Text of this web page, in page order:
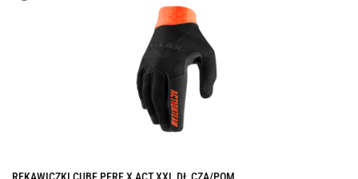
RĘKAWICZKI CUBE PERF X ACT XXL DŁ CZA/POM